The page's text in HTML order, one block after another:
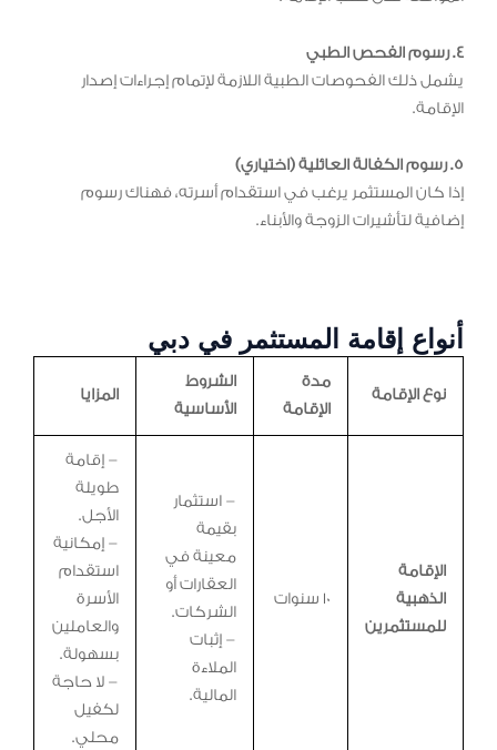
4. رسوم الفحص الطبي
يشمل ذلك الفحوصات الطبية اللازمة لإتمام إجراءات إصدار
الإقامة.
5. رسوم الكفالة العائلية (اختياري)
إذا كان المستثمر يرغب في استقدام أسرته، فهناك رسوم
إضافية لتأشيرات الزوجة والأبناء.
أنواع إقامة المستثمر في دبي
نوع الإقامة
مدة
الإقامة
الشروط
الأساسية
المزايا
الإقامة
الذهبية
للمستثمرين
10 سنوات
– استثمار
بقيمة
معينة في
العقارات أو
الشركات.
– إثبات
الملاءة
المالية.
– إقامة
طويلة
الأجل.
– إمكانية
استقدام
الأسرة
والعاملين
بسهولة.
– لا حاجة
لكفيل
محلي.